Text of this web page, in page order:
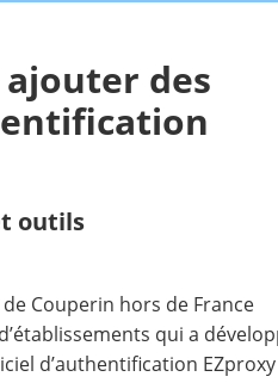
ajouter des
outils
Couperin hors de France
qui a
d’authentification